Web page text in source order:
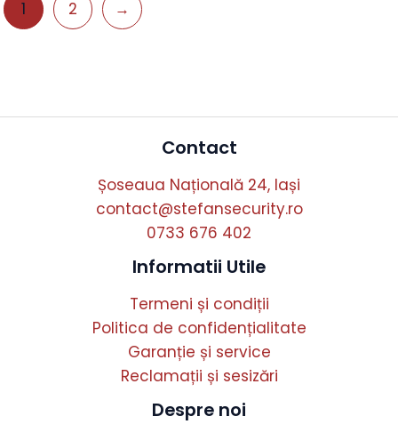
1 2 →
Contact
Șoseaua Națională 24, Iași
contact@stefansecurity.ro
0733 676 402
Informatii Utile
Termeni și condiții
Politica de confidențialitate
Garanție și service
Reclamații și sesizări
Despre noi